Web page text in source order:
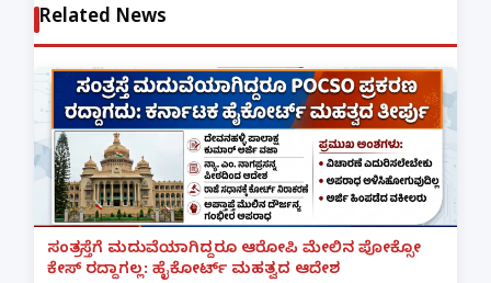
Related News
ಸಂತ್ರಸ್ತೆಗೆ ಮದುವೆಯಾಗಿದ್ದರೂ ಆರೋಪಿ ಮೇಲಿನ ಪೋಕ್ಸೋ
ಕೇಸ್ ರದ್ದಾಗಲ್ಲ: ಹೈಕೋರ್ಟ್ ಮಹತ್ವದ ಆದೇಶ